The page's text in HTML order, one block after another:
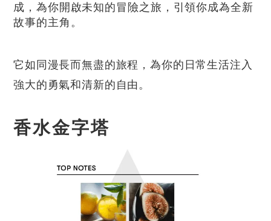
成，為你開啟未知的冒險之旅，引領你成為全新
故事的主角。
它如同漫長而無盡的旅程，為你的日常生活注入
強大的勇氣和清新的自由。
香水金字塔